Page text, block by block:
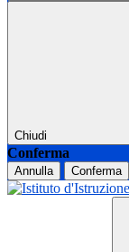
Chiudi
Conferma
Annulla Conferma